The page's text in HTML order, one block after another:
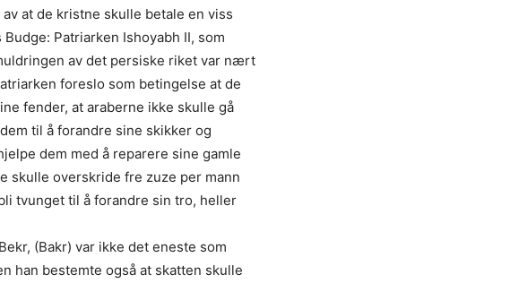
at de kristne skulle betale en viss
Patriarken Ishoyabh II, som
av det persiske riket var nært
foreslo som betingelse at de
fender, at araberne ikke skulle gå
til å forandre sine skikker og
dem med å reparere sine gamle
skulle overskride fre zuze per mann
tvunget til å forandre sin tro, heller
(Bakr) var ikke det eneste som
han bestemte også at skatten skulle